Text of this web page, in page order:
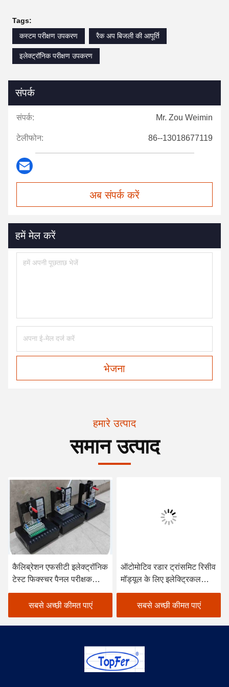
Tags:
कस्टम परीक्षण उपकरण
रैक अप बिजली की आपूर्ति
इलेक्ट्रॉनिक परीक्षण उपकरण
संपर्क
संपर्क: Mr. Zou Weimin
टेलीफोन: 86--13018677119
अब संपर्क करें
हमें मेल करें
भेजना
हमारे उत्पाद
समान उत्पाद
कैलिब्रेशन एफसीटी इलेक्ट्रॉनिक
टेस्ट फिक्स्चर पैनल परीक्षक
नेटवर्क स्पेक्ट्रम विश्लेषक
सबसे अच्छी कीमत पाएं
ऑटोमोटिव रडार ट्रांसमिट रिसीव
मॉड्यूल के लिए इलेक्ट्रिकल
एफसीटी टेस्ट फिक्स्चर
सबसे अच्छी कीमत पाएं